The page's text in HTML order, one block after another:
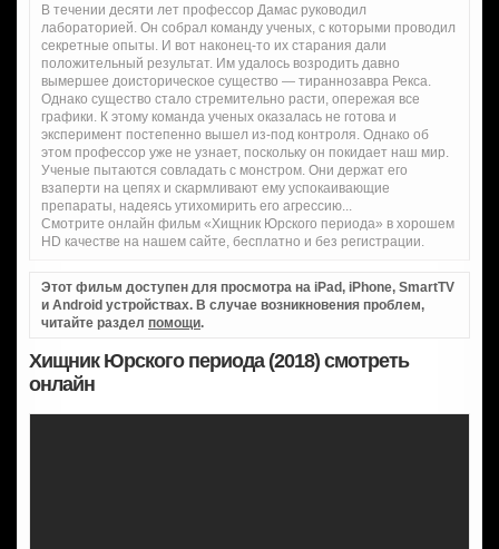
В течении десяти лет профессор Дамас руководил
лабораторией. Он собрал команду ученых, с которыми проводил
секретные опыты. И вот наконец-то их старания дали
положительный результат. Им удалось возродить давно
вымершее доисторическое существо — тираннозавра Рекса.
Однако существо стало стремительно расти, опережая все
графики. К этому команда ученых оказалась не готова и
эксперимент постепенно вышел из-под контроля. Однако об
этом профессор уже не узнает, поскольку он покидает наш мир.
Ученые пытаются совладать с монстром. Они держат его
взаперти на цепях и скармливают ему успокаивающие
препараты, надеясь утихомирить его агрессию...
Смотрите онлайн фильм «Хищник Юрского периода» в хорошем
HD качестве на нашем сайте, бесплатно и без регистрации.
Этот фильм доступен для просмотра на iPad, iPhone, SmartTV
и Android устройствах. В случае возникновения проблем,
читайте раздел помощи.
Хищник Юрского периода (2018) смотреть
онлайн